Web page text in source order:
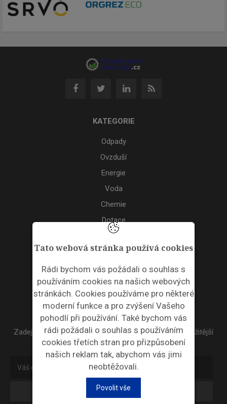
Tato webová stránka používá cookies
Rádi bychom vás požádali o souhlas s
používáním cookies na našich webových
stránkách. Cookies používáme pro některé
moderní funkce a pro zvýšení Vašeho
pohodlí při používání. Také bychom vás
rádi požádali o souhlas s používáním
cookies třetích stran pro přizpůsobení
našich reklam tak, abychom vás jimi
neobtěžovali.
Povolit vše
KATEGORIE
Odpady
Ovzduší
Energie
Voda
Chemie
Dotace
Akce
ODPADNÍ PLASTY
NEWSLETTER
Zadejte váš email a my Vám budeme zasílat ty nejdůležitější
informace, maximálně 1x týdně.
Odebírat